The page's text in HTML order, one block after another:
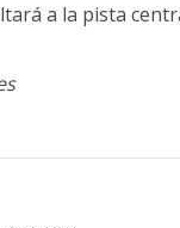
a la pista